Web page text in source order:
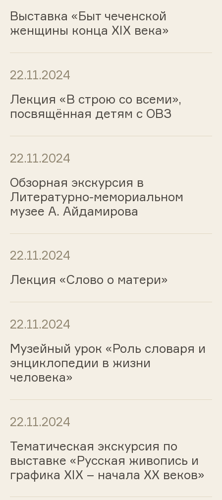
Выставка «Быт чеченской
женщины конца XIX века»
22.11.2024
Лекция «В строю со всеми»,
посвящённая детям с ОВЗ
22.11.2024
Обзорная экскурсия в
Литературно-мемориальном
музее А. Айдамирова
22.11.2024
Лекция «Слово о матери»
22.11.2024
Музейный урок «Роль словаря и
энциклопедии в жизни
человека»
22.11.2024
Тематическая экскурсия по
выставке «Русская живопись и
графика ХIХ – начала ХХ веков»